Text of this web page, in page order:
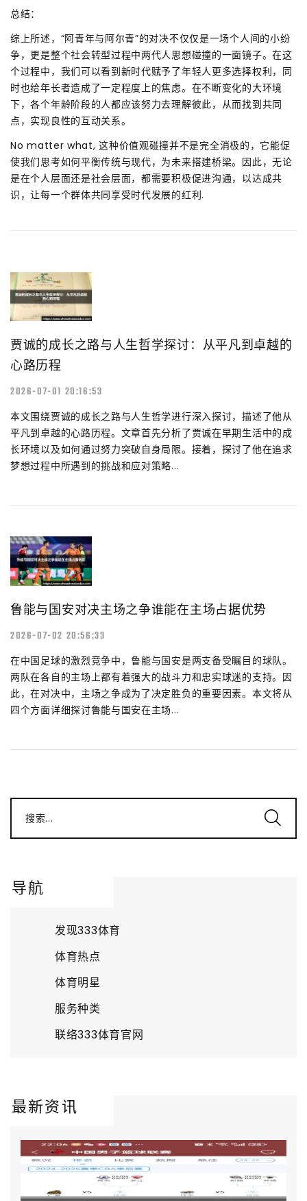
总结：
综上所述，“阿青年与阿尔青”的对决不仅仅是一场个人间的小纷
争，更是整个社会转型过程中两代人思想碰撞的一面镜子。在这
个过程中，我们可以看到新时代赋予了年轻人更多选择权利，同
时也给年长者造成了一定程度上的焦虑。在不断变化的大环境
下，各个年龄阶段的人都应该努力去理解彼此，从而找到共同
点，实现良性的互动关系。
No matter what, 这种价值观碰撞并不是完全消极的，它能促
使我们思考如何平衡传统与现代，为未来搭建桥梁。因此，无论
是在个人层面还是社会层面，都需要积极促进沟通，以达成共
识，让每一个群体共同享受时代发展的红利.
贾诚的成长之路与人生哲学探讨：从平凡到卓越的
心路历程
2026-07-01 20:16:53
本文围绕贾诚的成长之路与人生哲学进行深入探讨，描述了他从
平凡到卓越的心路历程。文章首先分析了贾诚在早期生活中的成
长环境以及如何通过努力突破自身局限。接着，探讨了他在追求
梦想过程中所遇到的挑战和应对策略...
鲁能与国安对决主场之争谁能在主场占据优势
2026-07-02 20:56:33
在中国足球的激烈竞争中，鲁能与国安是两支备受瞩目的球队。
两队在各自的主场上都有着强大的战斗力和忠实球迷的支持。因
此，在对决中，主场之争成为了决定胜负的重要因素。本文将从
四个方面详细探讨鲁能与国安在主场...
搜索...
导航
发现333体育
体育热点
体育明星
服务种类
联络333体育官网
最新资讯